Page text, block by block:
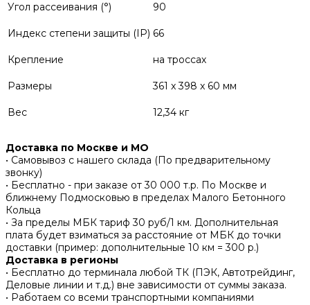
Угол рассеивания (°) 90
Индекс степени защиты (IP) 66
Крепление на троссах
Размеры 361 x 398 x 60 мм
Вес 12,34 кг
Доставка по Москве и МО
• Самовывоз с нашего склада (По предварительному
звонку)
• Бесплатно - при заказе от 30 000 т.р. По Москве и
ближнему Подмосковью в пределах Малого Бетонного
Кольца
• За пределы МБК тариф 30 руб/1 км. Дополнительная
плата будет взиматься за расстояние от МБК до точки
доставки (пример: дополнительные 10 км = 300 р.)
Доставка в регионы
• Бесплатно до терминала любой ТК (ПЭК, Автотрейдинг,
Деловые линии и т.д.) вне зависимости от суммы заказа.
• Работаем со всеми транспортными компаниями